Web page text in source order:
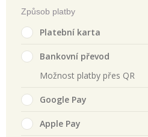
Způsob platby
Platební karta
Bankovní převod
Možnost platby přes QR
Google Pay
Apple Pay